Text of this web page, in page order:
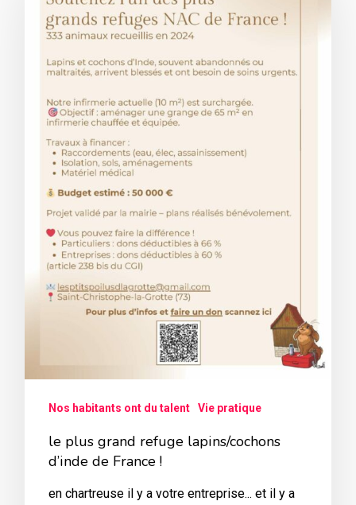
Nos habitants ont du talent Vie pratique
le plus grand refuge lapins/cochons
d’inde de France !
en chartreuse il y a votre entreprise... et il y a